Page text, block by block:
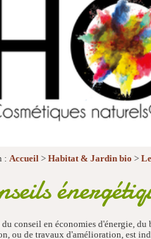
: Accueil> Habitat & Jardin bio >
conseil en économies d'énergie,
ou de travaux d'amélioration, est